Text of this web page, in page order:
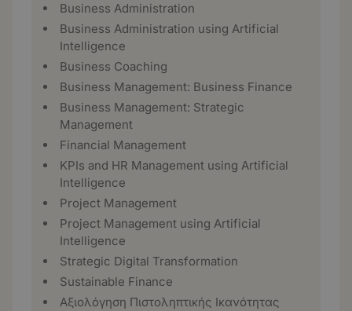
Business Administration
Business Administration using Artificial
Intelligence
Business Coaching
Business Management: Business Finance
Business Management: Strategic
Management
Financial Management
KPIs and HR Management using Artificial
Intelligence
Project Management
Project Management using Artificial
Intelligence
Strategic Digital Transformation
Sustainable Finance
Αξιολόγηση Πιστοληπτικής Ικανότητας